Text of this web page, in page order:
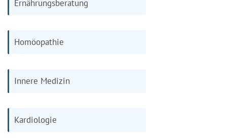
Ernährungsberatung
Homöopathie
Innere Medizin
Kardiologie